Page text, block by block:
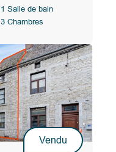
1 Salle de bain
3 Chambres
Vendu